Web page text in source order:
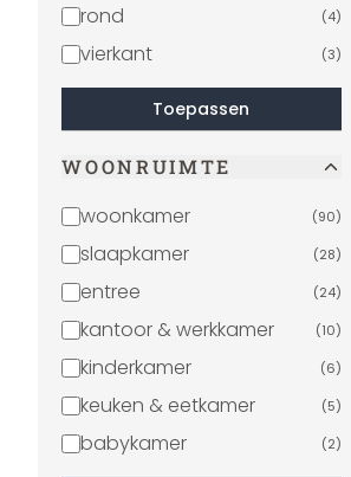
rond (4)
vierkant (3)
Toepassen
WOONRUIMTE
woonkamer (90)
slaapkamer (28)
entree (24)
kantoor & werkkamer (10)
kinderkamer (6)
keuken & eetkamer (5)
babykamer (2)